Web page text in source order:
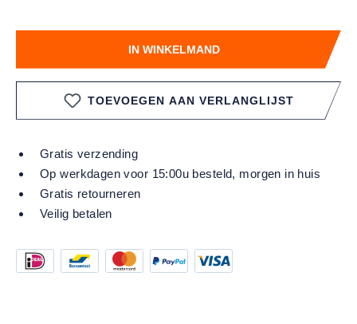
IN WINKELMAND
TOEVOEGEN AAN VERLANGLIJST
Gratis verzending
Op werkdagen voor 15:00u besteld, morgen in huis
Gratis retourneren
Veilig betalen